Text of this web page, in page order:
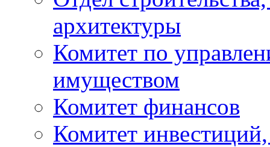
архитектуры
Комитет по
имуществом
Комитет финансов
Комитет